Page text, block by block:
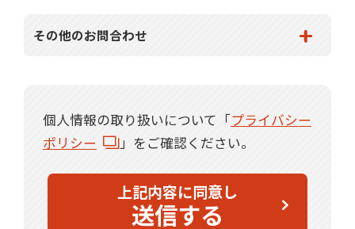
その他のお問合わせ
個人情報の取り扱いについて「プライバシー
ポリシー
」をご確認ください。
上記内容に同意し
送信する